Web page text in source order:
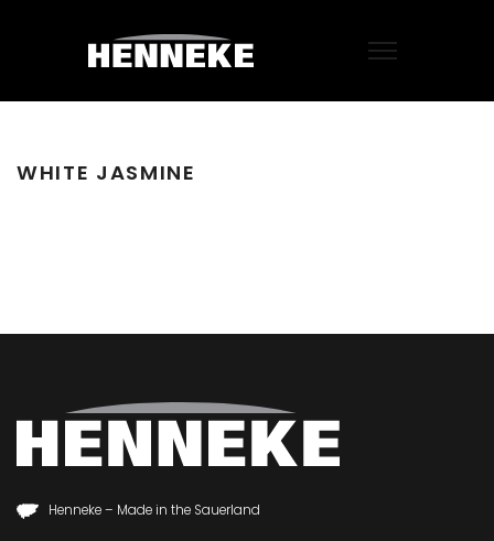
WHITE JASMINE
Henneke – Made in the Sauerland